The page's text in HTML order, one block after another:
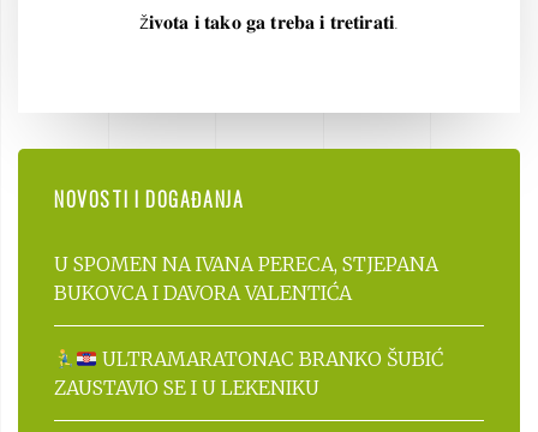
ž𝐢𝐯𝐨𝐭𝐚 𝐢 𝐭𝐚𝐤𝐨 𝐠𝐚 𝐭𝐫𝐞𝐛𝐚 𝐢 𝐭𝐫𝐞𝐭𝐢𝐫𝐚𝐭𝐢.
NOVOSTI I DOGAĐANJA
U SPOMEN NA IVANA PERECA, STJEPANA
BUKOVCA I DAVORA VALENTIĆA
ULTRAMARATONAC BRANKO ŠUBIĆ
ZAUSTAVIO SE I U LEKENIKU